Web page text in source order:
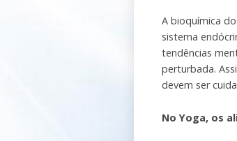
A bioquímica
sistema
tendências
perturbada.
devem ser
No Yoga, os